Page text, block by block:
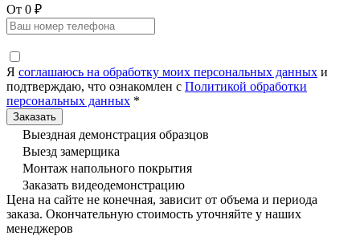
От 0 ₽
Я соглашаюсь на обработку моих персональных данных и
подтверждаю, что ознакомлен с Политикой обработки
персональных данных *
Выездная демонстрация образцов
Выезд замерщика
Монтаж напольного покрытия
Заказать видеодемонстрацию
Цена на сайте не конечная, зависит от объема и периода
заказа. Окончательную стоимость уточняйте у наших
менеджеров